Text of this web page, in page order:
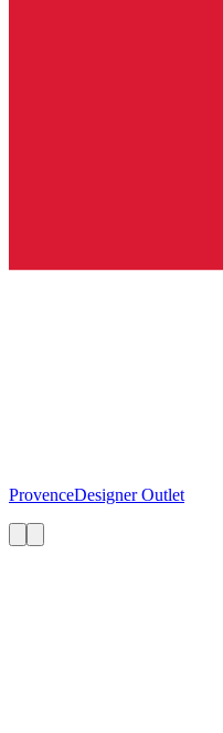
ProvenceDesigner Outlet